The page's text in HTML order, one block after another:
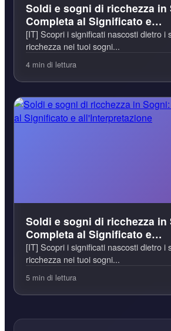
Soldi e sogni di ricchezza in
Completa al Significato e
all'Interpretazione
[IT] Scopri i significati nascosti dietro i
ricchezza nei tuoi sogni...
4 min di lettura
Soldi e sogni di ricchezza in
Completa al Significato e
all'Interpretazione
[IT] Scopri i significati nascosti dietro i
ricchezza nei tuoi sogni...
5 min di lettura